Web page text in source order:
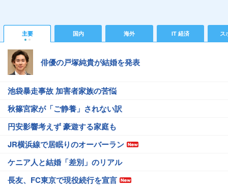
主要 国内 海外 IT 経済 ス
俳優の戸塚純貴が結婚を発表
池袋暴走事故 加害者家族の苦悩
秋篠宮家が「ご静養」されない訳
円安影響考えず 豪遊する家庭も
JR横浜線で居眠りのオーバーラン
ケニア人と結婚「差別」のリアル
長友、FC東京で現役続行を宣言